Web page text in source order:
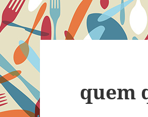
quem